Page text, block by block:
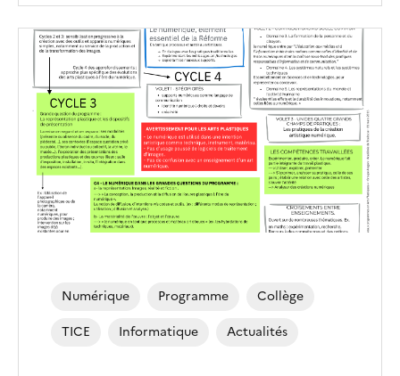
Numérique Programme
Collège
TICE
Informatique Actualités